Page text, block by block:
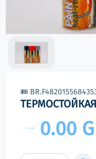
0.00